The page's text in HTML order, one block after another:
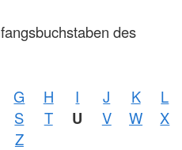
des
G H I J K
L
S T U V W
X
Z